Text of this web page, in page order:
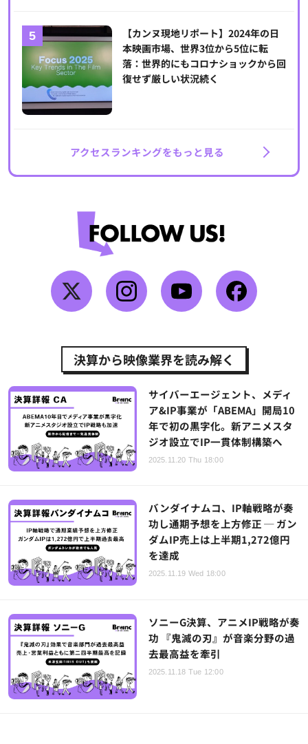
【カンヌ現地リポート】2024年の日
本映画市場、世界3位から5位に転
落：世界的にもコロナショックから回
復せず厳しい状況続く
アクセスランキングをもっと見る
決算から映像業界を読み解く
サイバーエージェント、メディ
ア&IP事業が「ABEMA」開局10
年で初の黒字化。新アニメスタ
ジオ設立でIP一貫体制構築へ
2025.11.20 Thu 18:00
バンダイナムコ、IP軸戦略が奏
功し通期予想を上方修正 ─ ガン
ダムIP売上は上半期1,272億円
を達成
2025.11.19 Wed 18:00
ソニーG決算、アニメIP戦略が奏
功 『鬼滅の刃』が音楽分野の過
去最高益を牽引
2025.11.18 Tue 12:00